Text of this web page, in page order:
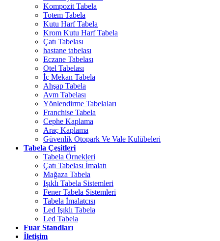
Kompozit Tabela
Totem Tabela
Kutu Harf Tabela
Krom Kutu Harf Tabela
Çatı Tabelası
hastane tabelası
Eczane Tabelası
Otel Tabelası
İç Mekan Tabela
Ahşap Tabela
Avm Tabelası
Yönlendirme Tabelaları
Franchise Tabela
Cephe Kaplama
Araç Kaplama
Güvenlik Otopark Ve Vale Kulübeleri
Tabela Çeşitleri
Tabela Örnekleri
Çatı Tabelası İmalatı
Mağaza Tabela
Işıklı Tabela Sistemleri
Fener Tabela Sistemleri
Tabela İmalatcısı
Led Işıklı Tabela
Led Tabela
Fuar Standları
İletişim